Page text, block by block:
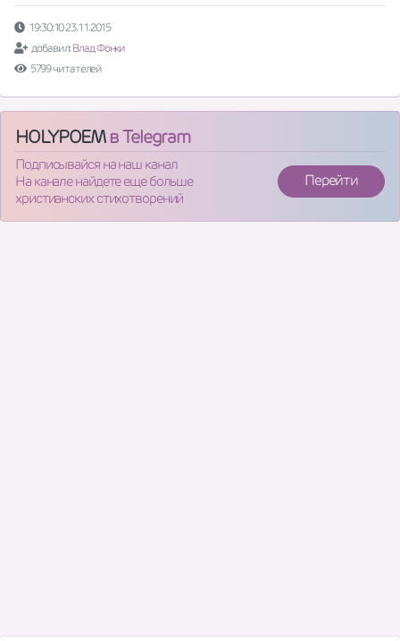
19:30:10 23.11.2015
добавил: Влад Фонки
5799 читателей
HOLYPOEMв Telegram
Подписывайся на наш канал
На канале найдете еще больше
христианских стихотворений
Перейти